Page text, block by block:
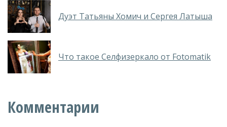
Дуэт Татьяны Хомич и Сергея Латыша
Что такое Селфизеркало от Fotomatik
Комментарии